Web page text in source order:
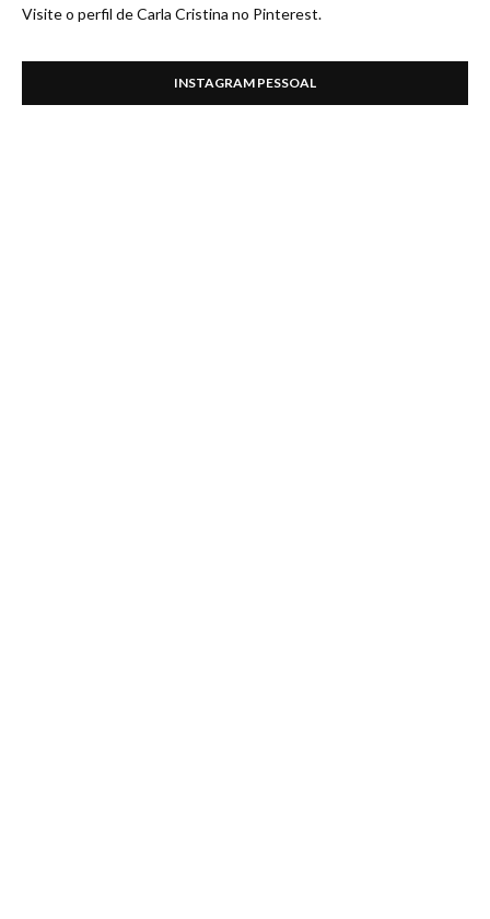
Visite o perfil de Carla Cristina no Pinterest.
INSTAGRAM PESSOAL